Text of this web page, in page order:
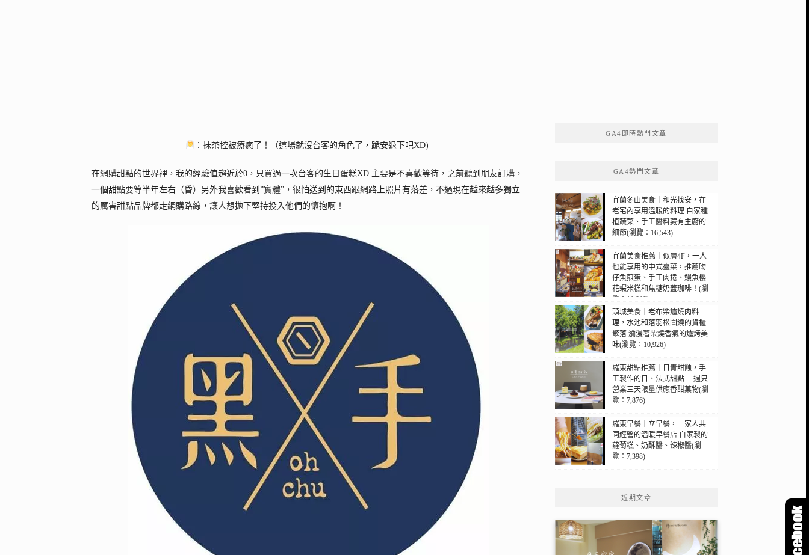
：抹茶控被療癒了！（這場就沒台客的角色了，跪安退下吧XD)
在網購甜點的世界裡，我的經驗值趨近於0，只買過一次台客的生日蛋糕XD 主要是不喜歡等待，之前聽到朋友訂購，
一個甜點要等半年左右（昏）另外我喜歡看到”實體”，很怕送到的東西跟網路上照片有落差，不過現在越來越多獨立
的厲害甜點品牌都走網購路線，讓人想拋下堅持投入他們的懷抱啊！
GA4即時熱門文章
GA4熱門文章
宜蘭冬山美食｜和光找安，在
老宅內享用溫暖的料理 自家種
植蔬菜、手工醬料藏有主廚的
細節(瀏覽：16,543)
宜蘭美食推薦｜似層4F，一人
也能享用的中式臺菜，推薦吻
仔魚煎蛋、手工肉捲、鰻魚櫻
花蝦米糕和焦糖奶蓋珈啡！(瀏
覽：11,010)
頭城美食｜老布柴爐燒肉料
理，水池和落羽松圍繞的貨櫃
聚落 瀰漫著柴燒香氣的爐烤美
味(瀏覽：10,926)
羅東甜點推薦｜日青甜蝕，手
工製作的日、法式甜點 一週只
營業三天限量供應香甜菓物(瀏
覽：7,876)
羅東早餐｜立早餐，一家人共
同經營的溫暖早餐店 自家製的
蘿蔔糕、奶酥醬、辣椒醬(瀏
覽：7,398)
近期文章